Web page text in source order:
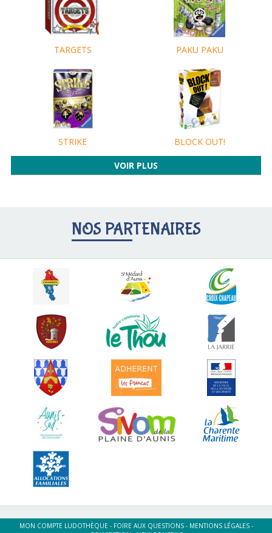
TARGETS PAKU PAKU
STRIKE BLOCK OUT!
VOIR PLUS
NOS PARTENAIRES
MON COMPTE LUDOTHÈQUE - FOIRE AUX QUESTIONS- MENTIONS LÉGALES-